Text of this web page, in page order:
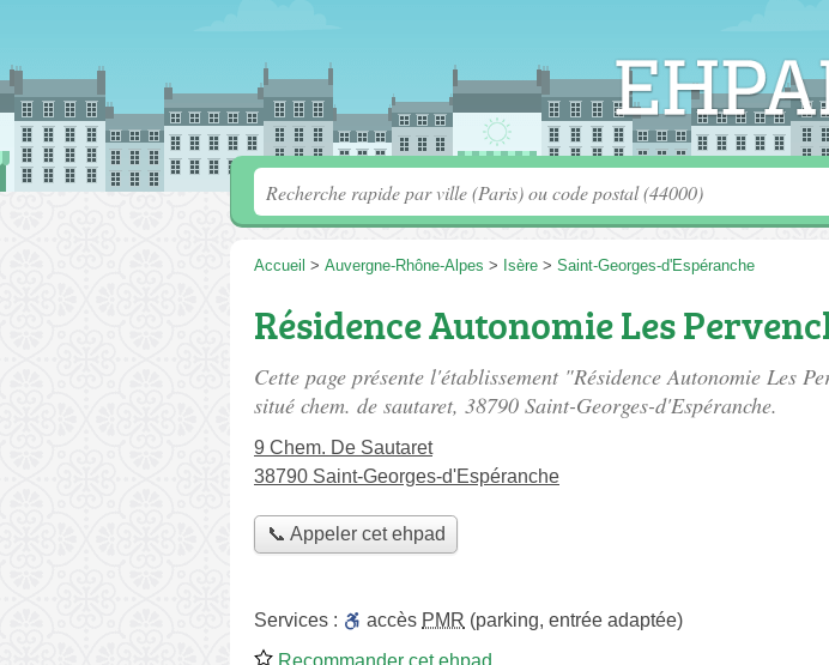
Accueil > Auvergne-Rhône-Alpes > Isère > Saint-Georges-d'Espéranche
Résidence Autonomie Les
Cette page présente l'établissement "Résidence Autonomie Les
situé chem. de sautaret, 38790 Saint-Georges-d'Espéranche.
9 Chem. De Sautaret
38790 Saint-Georges-d'Espéranche
📞 Appeler cet ehpad
Services : accès PMR (parking, entrée adaptée)
Recommander cet ehpad